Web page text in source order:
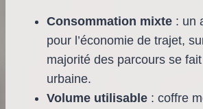
Consommation mixte : un
pour l’économie de trajet,
majorité des parcours se
urbaine.
Volume utilisable : coffre